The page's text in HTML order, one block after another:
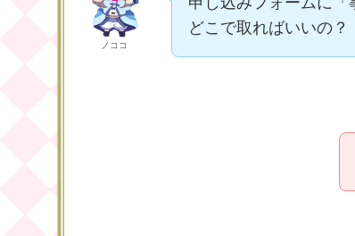
ノココ
どこで取ればいいの？